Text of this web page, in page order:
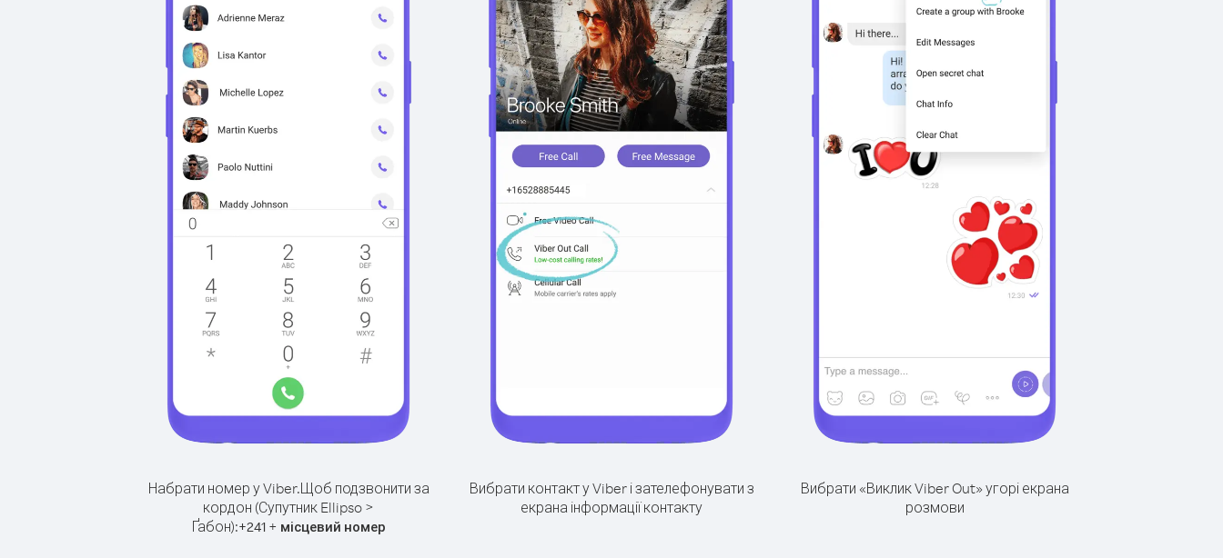
Набрати номер у Viber.Щоб подзвонити за
кордон (Супутник Ellipso >
Ґабон):+241+ місцевий номер
Вибрати контакт у Viber і зателефонувати з
екрана інформації контакту
Вибрати «Виклик Viber Out» угорі екрана
розмови